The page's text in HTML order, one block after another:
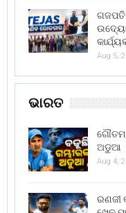
ଗଜପତି
Aug 5,
ଭାରତ
ଗୌତମ
ଅଡୁଆ ।
Aug 4,
ରଣଜୀ